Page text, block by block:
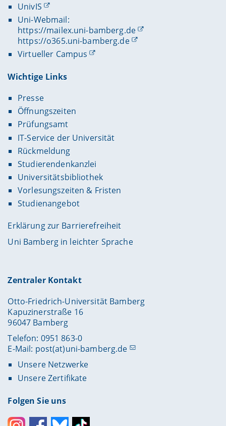
UnivIS
Uni-Webmail:
https://mailex.uni-bamberg.de
https://o365.uni-bamberg.de
Virtueller Campus
Wichtige Links
Presse
Öffnungszeiten
Prüfungsamt
IT-Service der Universität
Rückmeldung
Studierendenkanzlei
Universitätsbibliothek
Vorlesungszeiten & Fristen
Studienangebot
Erklärung zur Barrierefreiheit
Uni Bamberg in leichter Sprache
Zentraler Kontakt
Otto-Friedrich-Universität Bamberg
Kapuzinerstraße 16
96047 Bamberg
Telefon: 0951 863-0
E-Mail: post(at)uni-bamberg.de
Unsere Netzwerke
Unsere Zertifikate
Folgen Sie uns